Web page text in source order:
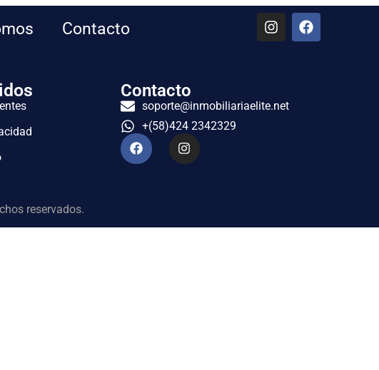
Contacto
Contacto
soporte@inmobiliariaelite.net
+(58)424 2342329
reservados.